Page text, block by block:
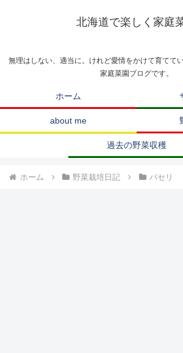
北海道で楽しく家庭
無理はしない、適当に。けれど愛情をかけて育てて
家庭菜園ブログです。
ホーム
about me
過去の野菜収穫
ホーム 野菜栽培日記 パセリ